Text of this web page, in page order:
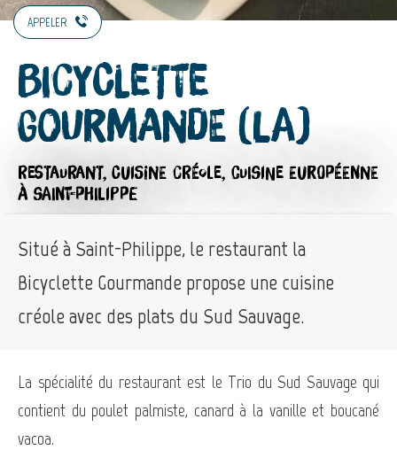
APPELER
Bicyclette
Gourmande (La)
RESTAURANT, CUISINE CRÉOLE, CUISINE EUROPÉENNE
À SAINT-PHILIPPE
Situé à Saint-Philippe, le restaurant la
Bicyclette Gourmande propose une cuisine
créole avec des plats du Sud Sauvage.
La spécialité du restaurant est le Trio du Sud Sauvage qui
contient du poulet palmiste, canard à la vanille et boucané
vacoa.